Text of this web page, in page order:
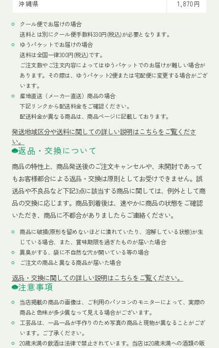
沖縄県
1,870円
クール便でお届けの場合
送料とは別にクール便手数料330円(税込)が必要となります。
ゆうパケットでお届けの場合
送料は全国一律300円(税込)です。
ご注文数やご注文内容によってはゆうパケットでのお届けが難しい場合が
あります。その際は、ゆうパケット2便または宅配便に変更する場合がござ
います。
産地直送（メーカー直送）商品の場合
下記リンクから配送料金をご確認ください。
配送料金が異なる商品は、商品ページに記載しております。
発送地域区分や送料に関しての詳しい説明はこちらをご覧くださ
い。
返品・交換について
商品の特性上、商品発送後のご注文キャンセルや、未開封であって
もお客様都合による返品・交換は原則としてお受けできません。誤
送品や不良品など下記3点に該当する商品に関しては、例外として商
品の交換に応じます。商品到着後は、速やかに商品の状態をご確認
いただき、商品に不都合がありましたらご連絡ください。
商品に破損(原形を留めないほどに潰れていたり、溶解している状態)が生
じている場合、また、賞味期限を過ぎたものが届いた場合
異臭がする、袋に不自然な穴が開いている等の場合
ご注文の商品と異なる商品が届いた場合
返品・交換に関しての詳しい説明はこちらをご覧ください。
注意事項
当店掲載の商品の画像は、ご利用のパソコンのモニターによって、実際の
商品と色味が多少異なって見える場合がございます。
工芸品は、一品一品が手作りのため写真の商品と現物が異なることがござ
います。ご了承ください。
20歳未満の飲酒は法律で禁止されています。当店は20歳未満への酒類の販